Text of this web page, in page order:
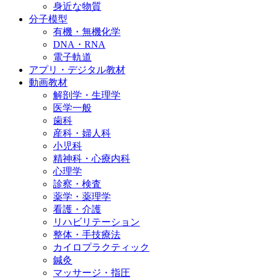
身近な物質
分子模型
有機・無機化学
DNA・RNA
電子軌道
アプリ・デジタル教材
動画教材
解剖学・生理学
医学一般
歯科
産科・婦人科
小児科
精神科・心療内科
心理学
診察・検査
薬学・薬理学
看護・介護
リハビリテーション
整体・手技療法
カイロプラクティック
鍼灸
マッサージ・指圧